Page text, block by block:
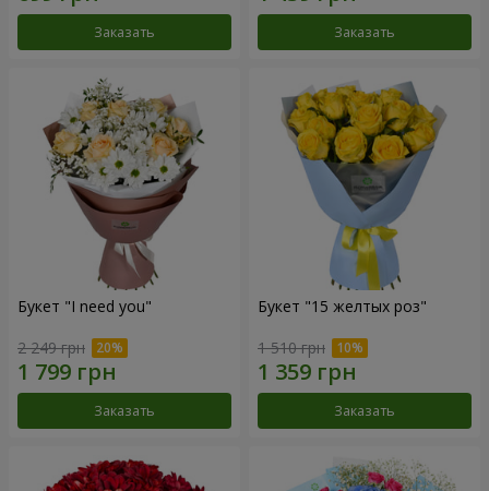
Заказать Заказать
Букет "I need you"
2 249 грн
Заказать
Букет "15 желтых роз"
1 510 грн
Заказать